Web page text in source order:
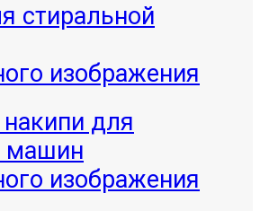
стиральной
для
машин